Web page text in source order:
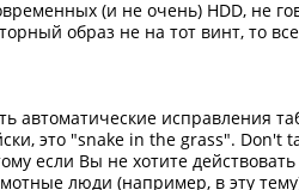
(и не очень) HDD, не
образ не на тот винт, то
автоматические исправления
это "snake in the grass". Don't
если Вы не хотите
люди (например, в эту